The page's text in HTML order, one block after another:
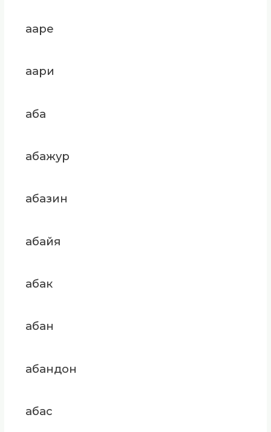
ааре
аари
аба
абажур
абазин
абайя
абак
абан
абандон
абас